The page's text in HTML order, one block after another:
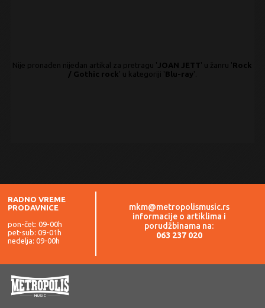
Nije pronađen nijedan artikal za pretragu ' JOAN JETT' u žanru 'Rock
/ Gothic rock ' u kategoriji 'Blu-ray'.
RADNO VREME
PRODAVNICE
pon-čet: 09-00h
pet-sub: 09-01h
nedelja: 09-00h
mkm@metropolismusic.rs
informacije o artiklima i
porudžbinama na:
063 237 020